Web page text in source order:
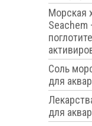
Морская
Seachem
Соль
для
для